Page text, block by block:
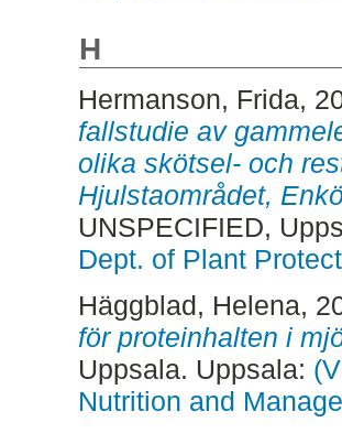
H
Hermanson, Frida,
fallstudie av
olika skötsel- och
Hjulstaområdet,
UNSPECIFIED,
Dept. of Plant
Häggblad, Helena,
för proteinhalten i
Uppsala. Uppsala:
Nutrition and